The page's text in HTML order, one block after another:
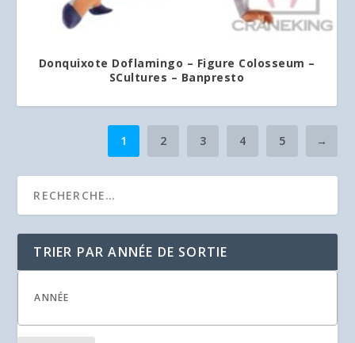
Donquixote Doflamingo – Figure Colosseum –
SCultures – Banpresto
1 2 3 4 5 →
TRIER PAR ANNÉE DE SORTIE